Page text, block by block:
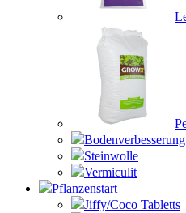
Bodenverbesserung
Steinwolle
Vermiculit
Pflanzenstart
Jiffy/Coco Tabletts